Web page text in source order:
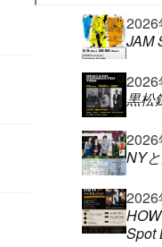
2026
JAM
2026
黒松
2026
NY
2026
Spot